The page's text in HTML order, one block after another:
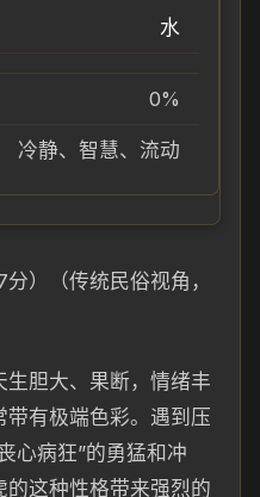
水
0%
冷静、智慧、流动
分）（传统民俗视角，
胆大、果断，情绪丰
有极端色彩。遇到压
心病狂”的勇猛和冲
这种性格带来强烈的